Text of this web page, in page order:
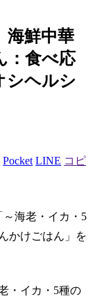
鮮中華
：食べ応
シヘルシ
Pocket LINE コピ
～海老・イカ・5
かけごはん」を
・イカ・5種の